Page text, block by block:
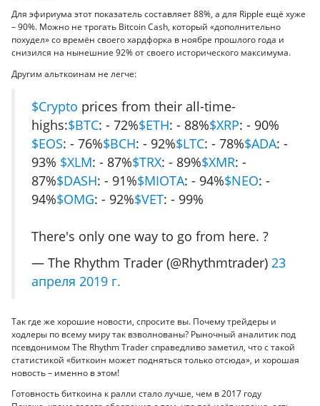
Для эфириума этот показатель составляет 88%, а для Ripple ещё хуже
– 90%. Можно не трогать Bitcoin Cash, который «дополнительно
похудел» со времён своего хардфорка в ноябре прошлого года и
снизился на нынешние 92% от своего исторического максимума.
Другим альткоинам не легче:
$Crypto prices from their all-time-
highs:$BTC: - 72%$ETH: - 88%$XRP: - 90%
$EOS: - 76%$BCH: - 92%$LTC: - 78%$ADA: -
93% $XLM: - 87%$TRX: - 89%$XMR: -
87%$DASH: - 91%$MIOTA: - 94%$NEO: -
94%$OMG: - 92%$VET: - 99%
There's only one way to go from here. ?
— The Rhythm Trader (@Rhythmtrader) 23
апреля 2019 г.
Так где же хорошие новости, спросите вы. Почему трейдеры и
ходлеры по всему миру так взволнованы? Рыночный аналитик под
псевдонимом The Rhythm Trader справедливо заметил, что с такой
статистикой «биткоин может подняться только отсюда», и хорошая
новость – именно в этом!
Готовность биткоина к ралли стало лучше, чем в 2017 году